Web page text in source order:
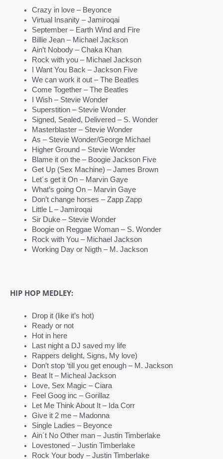
Crazy in love – Beyonce
Virtual Insanity – Jamiroqai
September – Earth Wind and Fire
Billie Jean – Michael Jackson
Ain’t Nobody – Chaka Khan
Rock with you – Michael Jackson
I Want You Back – Jackson Five
We can work it out – The Beatles
Come Together – The Beatles
I Wish – Stevie Wonder
Superstition – Stevie Wonder
Signed, Sealed, Delivered – S. Wonder
Masterblaster – Stevie Wonder
As – Stevie Wonder/George Michael
Higher Ground – Stevie Wonder
Blame it on the – Boogie Jackson Five
Get Up (Sex Machine) – James Brown
Let´s get it On – Marvin Gaye
What’s going On – Marvin Gaye
Don’t change horses – Zapp Zapp
Little L – Jamiroqai
Sir Duke – Stevie Wonder
Boogie on Reggae Woman – S. Wonder
Rock with You – Michael Jackson
Working Day or Nigth – M. Jackson
HIP HOP MEDLEY:
Drop it (like it’s hot)
Ready or not
Hot in here
Last night a DJ saved my life
Rappers delight, Signs, My love)
Don’t stop ‘till you get enough – M. Jackson
Beat It – Micheal Jackson
Love, Sex Magic – Ciara
Feel Goog inc – Gorillaz
Let Me Think About It – Ida Corr
Give it 2 me – Madonna
Single Ladies – Beyonce
Ain´t No Other man – Justin Timberlake
Lovestoned – Justin Timberlake
Rock Your body – Justin Timberlake